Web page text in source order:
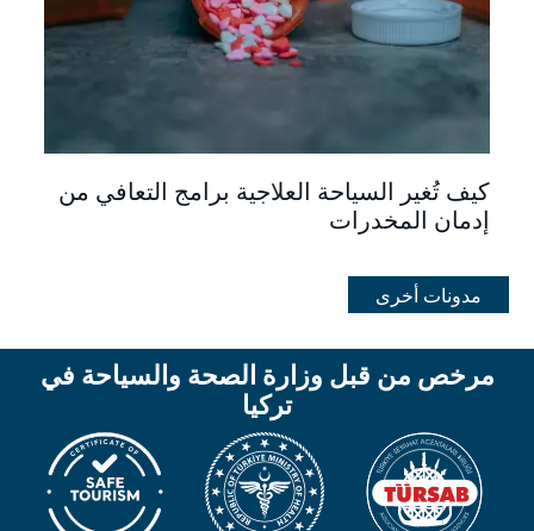
كيف تُغير السياحة العلاجية برامج التعافي من
إدمان المخدرات
مدونات أخرى
مرخص من قبل وزارة الصحة والسياحة في
تركيا